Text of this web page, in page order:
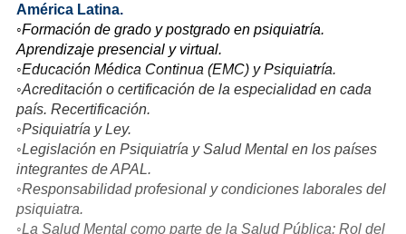
América Latina.
◦Formación de grado y postgrado en psiquiatría.
Aprendizaje presencial y virtual.
◦Educación Médica Continua (EMC) y Psiquiatría.
◦Acreditación o certificación de la especialidad en cada
país. Recertificación.
◦Psiquiatría y Ley.
◦Legislación en Psiquiatría y Salud Mental en los países
integrantes de APAL.
◦Responsabilidad profesional y condiciones laborales del
psiquiatra.
◦La Salud Mental como parte de la Salud Pública: Rol del